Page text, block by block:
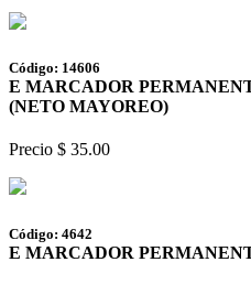
Código: 14606
E MARCADOR
(NETO MAYOREO)
Precio $ 35.00
Código: 4642
E MARCADOR